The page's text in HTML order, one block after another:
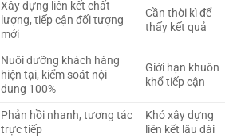
Xây dựng liên kết chất
lượng, tiếp cận đối tượng
mới
Cần thời kì để
thấy kết quả
Nuôi dưỡng khách hàng
hiện tại, kiểm soát nội
dung 100%
Giới hạn khuôn
khổ tiếp cận
Phản hồi nhanh, tương tác
trực tiếp
Khó xây dựng
liên kết lâu dài